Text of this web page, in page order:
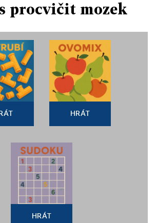
procvičit mozek
HRÁT
HRÁT